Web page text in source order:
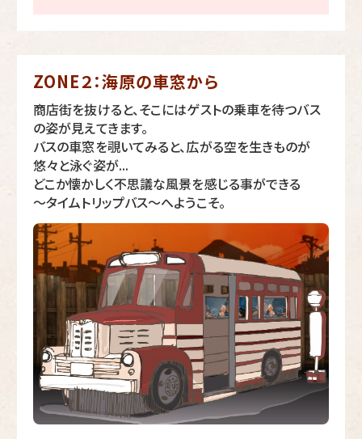
ZONE２：海原の車窓から
商店街を抜けると、そこにはゲストの乗車を待つバス
の姿が見えてきます。
バスの車窓を覗いてみると、広がる空を生きものが
悠々と泳ぐ姿が...
どこか懐かしく不思議な風景を感じる事ができる
～タイムトリップバス～へようこそ。